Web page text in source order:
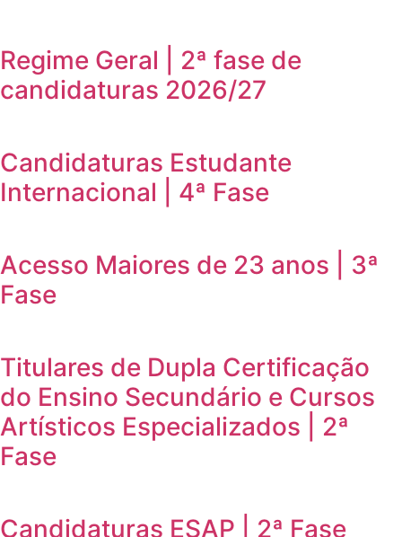
Regime Geral | 2ª fase de
candidaturas 2026/27
Candidaturas Estudante
Internacional | 4ª Fase
Acesso Maiores de 23 anos | 3ª
Fase
Titulares de Dupla Certificação
do Ensino Secundário e Cursos
Artísticos Especializados | 2ª
Fase
Candidaturas ESAP | 2ª Fase